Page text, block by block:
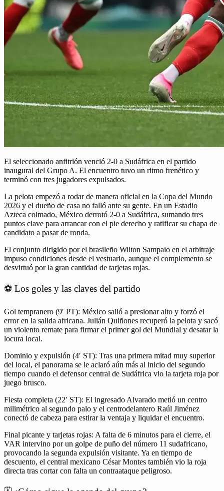
El seleccionado anfitrión venció 2-0 a Sudáfrica en el partido
inaugural del Grupo A. El encuentro tuvo un ritmo frenético y
terminó con tres jugadores expulsados.
La pelota empezó a rodar de manera oficial en la Copa del Mundo
2026 y el dueño de casa no falló ante su gente. En un Estadio
Azteca colmado, México derrotó 2-0 a Sudáfrica, sumando tres
puntos clave para arrancar con el pie derecho y ratificar su chapa de
candidato a pasar de ronda.
El conjunto dirigido por el brasileño Wilton Sampaio en el arbitraje
impuso condiciones desde el vestuario, aunque el complemento se
desvirtuó por la gran cantidad de tarjetas rojas.
⚽ Los goles y las claves del partido
Gol tempranero (9′ PT): México salió a presionar alto y forzó el
error en la salida africana. Julián Quiñones recuperó la pelota y sacó
un violento remate para firmar el primer gol del Mundial y desatar la
locura local.
Dominio y expulsión (4′ ST): Tras una primera mitad muy superior
del local, el panorama se le aclaró aún más al inicio del segundo
tiempo cuando el defensor central de Sudáfrica vio la tarjeta roja por
juego brusco.
Fiesta completa (22′ ST): El ingresado Alvarado metió un centro
milimétrico al segundo palo y el centrodelantero Raúl Jiménez
conectó de cabeza para estirar la ventaja y liquidar el encuentro.
Final picante y tarjetas rojas: A falta de 6 minutos para el cierre, el
VAR intervino por un golpe de puño del número 11 sudafricano,
provocando la segunda expulsión visitante. Ya en tiempo de
descuento, el central mexicano César Montes también vio la roja
directa tras cortar con falta un contraataque peligroso.